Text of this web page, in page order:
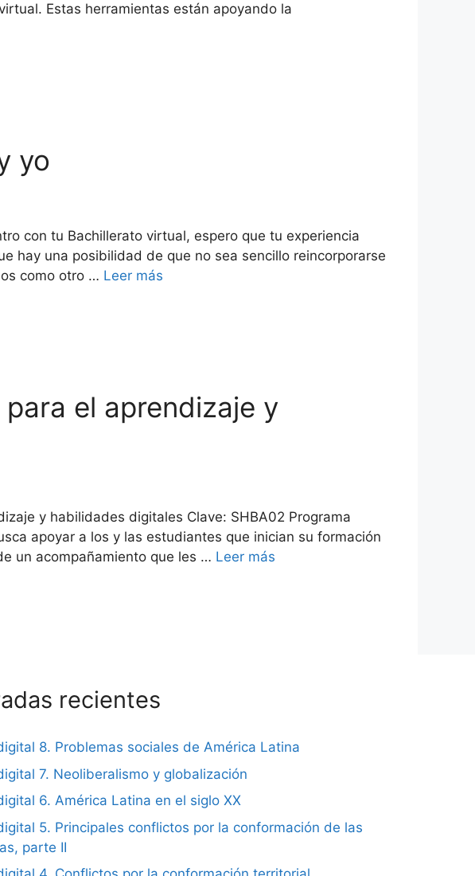
Estas herramientas están apoyando la
yo
con tu Bachillerato virtual, espero que tu experiencia
hay una posibilidad de que no sea sencillo reincorporarse
como otro … Leer más
el aprendizaje y
y habilidades digitales Clave: SHBA02 Programa
apoyar a los y las estudiantes que inician su formación
un acompañamiento que les … Leer más
recientes
8. Problemas sociales de América Latina
7. Neoliberalismo y globalización
6. América Latina en el siglo XX
5. Principales conflictos por la conformación de las
parte II